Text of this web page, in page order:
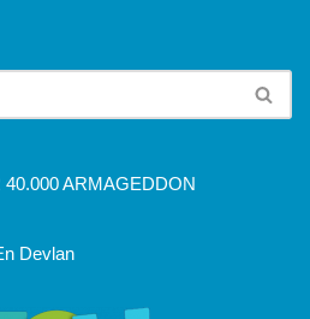
ARMAGEDDON
Devlan